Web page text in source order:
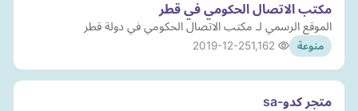
مكتب الاتصال الحكومي في قطر
الموقع الرسمي لـ مكتب الاتصال الحكومي في دولة قطر
منوعة 2019-12-25
متجر كدو-sa